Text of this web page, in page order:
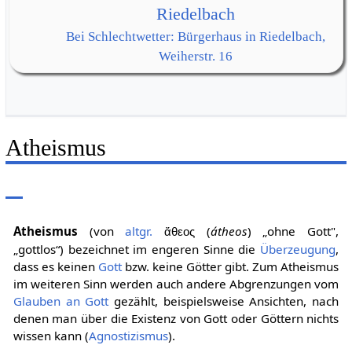
Riedelbach
Bei Schlechtwetter: Bürgerhaus in Riedelbach,
Weiherstr. 16
Atheismus
Atheismus (vonaltgr. ἄθεος (átheos) „ohne Gott",
„gottlos“) bezeichnet im engeren Sinne die Überzeugung,
dass es keinen Gottbzw. keine Götter gibt. Zum Atheismus
im weiteren Sinn werden auch andere Abgrenzungen vom
Glauben an Gottgezählt, beispielsweise Ansichten, nach
denen man über die Existenz von Gott oder Göttern nichts
wissen kann (Agnostizismus).